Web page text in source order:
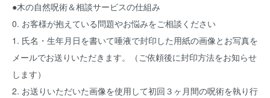
●木の自然呪術＆相談サービスの仕組み
0. お客様が抱えている問題やお悩みをご相談ください
1. 氏名・生年月日を書いて唾液で封印した用紙の画像とお写真を
メールでお送りいただきます。（ご依頼後に封印方法をお知らせ
します）
2. お送りいただいた画像を使用して初回３ヶ月間の呪術を執り行